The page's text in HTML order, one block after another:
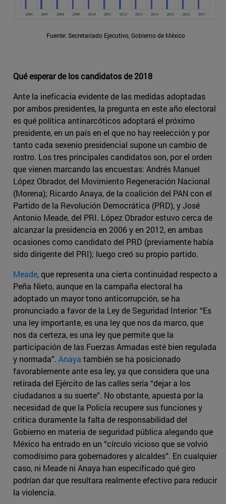
Fuente: Secretariado Ejecutivo, Gobierno de México
Qué esperar de los candidatos de 2018
Ante la ineficacia evidente de las medidas adoptadas
por ambos presidentes, la pregunta en este año electoral
es qué política antinarcóticos adoptará el próximo
presidente, en un país en el que no hay reelección y por
tanto cada sexenio presidencial supone un cambio de
rostro. Los tres principales candidatos son, por el orden
que vienen marcando las encuestas: Andrés Manuel
López Obrador, del Movimiento Regeneración Nacional
(Morena); Ricardo Anaya, de la coalición del PAN con el
Partido de la Revolución Democrática (PRD), y José
Antonio Meade, del PRI. López Obrador estuvo cerca de
alcanzar la presidencia en 2006 y en 2012, en ambas
ocasiones como candidato del PRD (previamente había
sido dirigente del PRI); luego creó su propio partido.
Meade, que representa una cierta continuidad respecto a
Peña Nieto, aunque en la campaña electoral ha
adoptado un mayor tono anticorrupción, se ha
pronunciado a favor de la Ley de Seguridad Interior: “Es
una ley importante, es una ley que nos da marco, que
nos da certeza, es una ley que permite que la
participación de las Fuerzas Armadas esté bien regulada
y normada”. Anaya también se ha posicionado
favorablemente ante esa ley, ya que considera que una
retirada del Ejército de las calles sería “dejar a los
ciudadanos a su suerte”. No obstante, apuesta por la
necesidad de que la Policía recupere sus funciones y
critica duramente la falta de responsabilidad del
Gobierno en materia de seguridad pública alegando que
México ha entrado en un “círculo vicioso que se volvió
comodísimo para gobernadores y alcaldes”. En cualquier
caso, ni Meade ni Anaya han especificado qué giro
podrían dar que resultara realmente efectivo para reducir
la violencia.